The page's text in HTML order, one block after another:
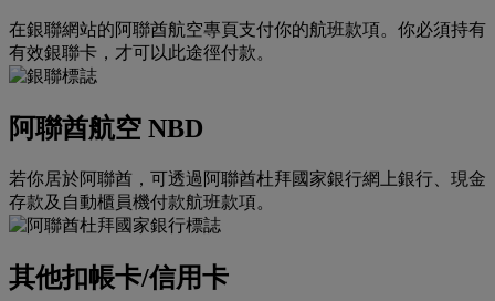
在銀聯網站的阿聯酋航空專頁支付你的航班款項。你必須持有
有效銀聯卡，才可以此途徑付款。
阿聯酋航空 NBD
若你居於阿聯酋，可透過阿聯酋杜拜國家銀行網上銀行、現金
存款及自動櫃員機付款航班款項。
其他扣帳卡/信用卡